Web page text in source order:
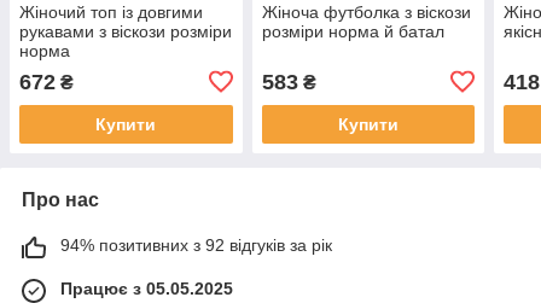
Жіночий топ із довгими
рукавами з віскози розміри
норма
672 ₴
Купити
Жіноча футболка з віскози
розміри норма й батал
583₴
Купити
418
Про нас
94% позитивних з 92 відгуків за рік
Працює з 05.05.2025